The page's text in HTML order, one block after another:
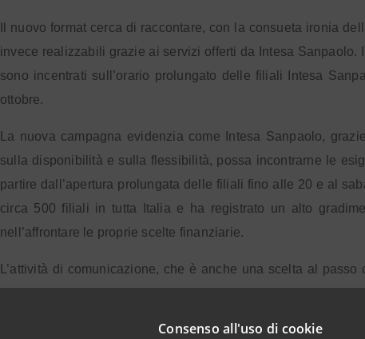
Consenso all'uso di cookie
Il nuovo format cerca di raccontare, con la consueta ironia
invece realizzabili grazie ai servizi offerti da Intesa
sono incentrati sull’orario prolungato delle filiali Intesa
ottobre.
La nuova campagna evidenzia come Intesa Sanpaolo,
sulla disponibilità e sulla flessibilità, possa incontrarne le
partire dall’apertura prolungata delle filiali fino alle 20 e al
circa 500 filiali in tutta Italia e ha registrato un alto
nell’affrontare le proprie scelte finanziarie.
L’attività di comunicazione, che è anche una scelta al
riferimento del primo gruppo bancario in Italia che, con
giovani, famiglie, anziani e delle imprese grandi, medie